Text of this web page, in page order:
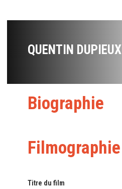
QUENTIN DUPIEUX
Biographie
Filmographie
Titre du film